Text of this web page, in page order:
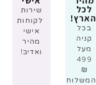
לכל
הארץ!
בכל
קניה
מעל
499
₪
המשלוח
שירות
לקוחות
אישי
מהיר
ואדיב!